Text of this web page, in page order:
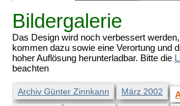
Bildergalerie
Das Design wird noch verbessert
kommen dazu sowie eine Verortung und
hoher Auflösung herunterladbar. Bitte die
beachten
Archiv Günter Zinnkann März 2002